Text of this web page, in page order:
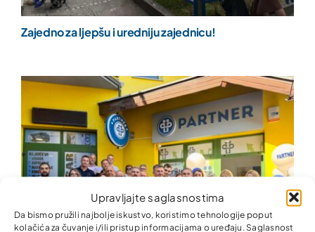
Upravljajte saglasnostima
Da bismo pružili najbolje iskustvo, koristimo tehnologije poput
kolačića za čuvanje i/ili pristup informacijama o uređaju. Saglasnost
Zajedno za ljepšu i uredniju zajednicu!